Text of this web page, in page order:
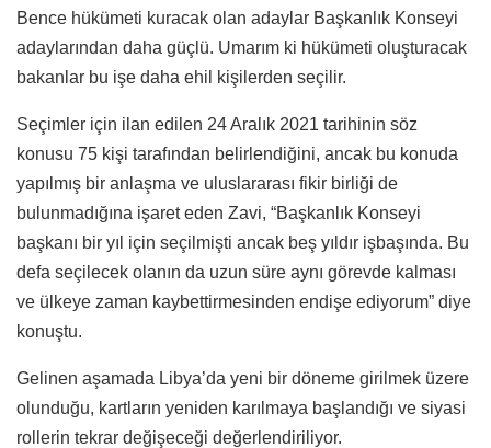
Bence hükümeti kuracak olan adaylar Başkanlık Konseyi
adaylarından daha güçlü. Umarım ki hükümeti oluşturacak
bakanlar bu işe daha ehil kişilerden seçilir.
Seçimler için ilan edilen 24 Aralık 2021 tarihinin söz
konusu 75 kişi tarafından belirlendiğini, ancak bu konuda
yapılmış bir anlaşma ve uluslararası fikir birliği de
bulunmadığına işaret eden Zavi, “Başkanlık Konseyi
başkanı bir yıl için seçilmişti ancak beş yıldır işbaşında. Bu
defa seçilecek olanın da uzun süre aynı görevde kalması
ve ülkeye zaman kaybettirmesinden endişe ediyorum” diye
konuştu.
Gelinen aşamada Libya’da yeni bir döneme girilmek üzere
olunduğu, kartların yeniden karılmaya başlandığı ve siyasi
rollerin tekrar değişeceği değerlendiriliyor.